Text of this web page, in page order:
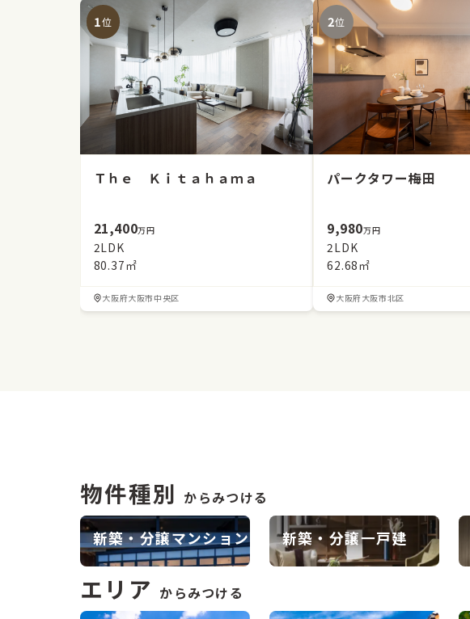
1位
Ｔｈｅ Ｋｉｔａｈａｍａ
21,400万円
2LDK
80.37㎡
大阪府大阪市中央区
2位
パークタワー梅田
9,980万円
2LDK
62.68㎡
大阪府大阪市北区
物件種別 からみつける
新築・分譲マンション 新築・分譲一戸建
エリア からみつける